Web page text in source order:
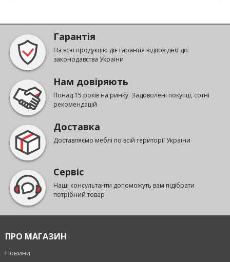
Гарантія
На всю продукцію діє гарантія відповідно до
законодавства України
Нам довіряють
Понад 15 років на ринку. Задоволені покупці, сотні
рекомендацій
Доставка
Доставляємо меблі по всій території України
Сервіс
Наші консультанти допоможуть вам підібрати
потрібний товар
ПРО МАГАЗИН
Новини